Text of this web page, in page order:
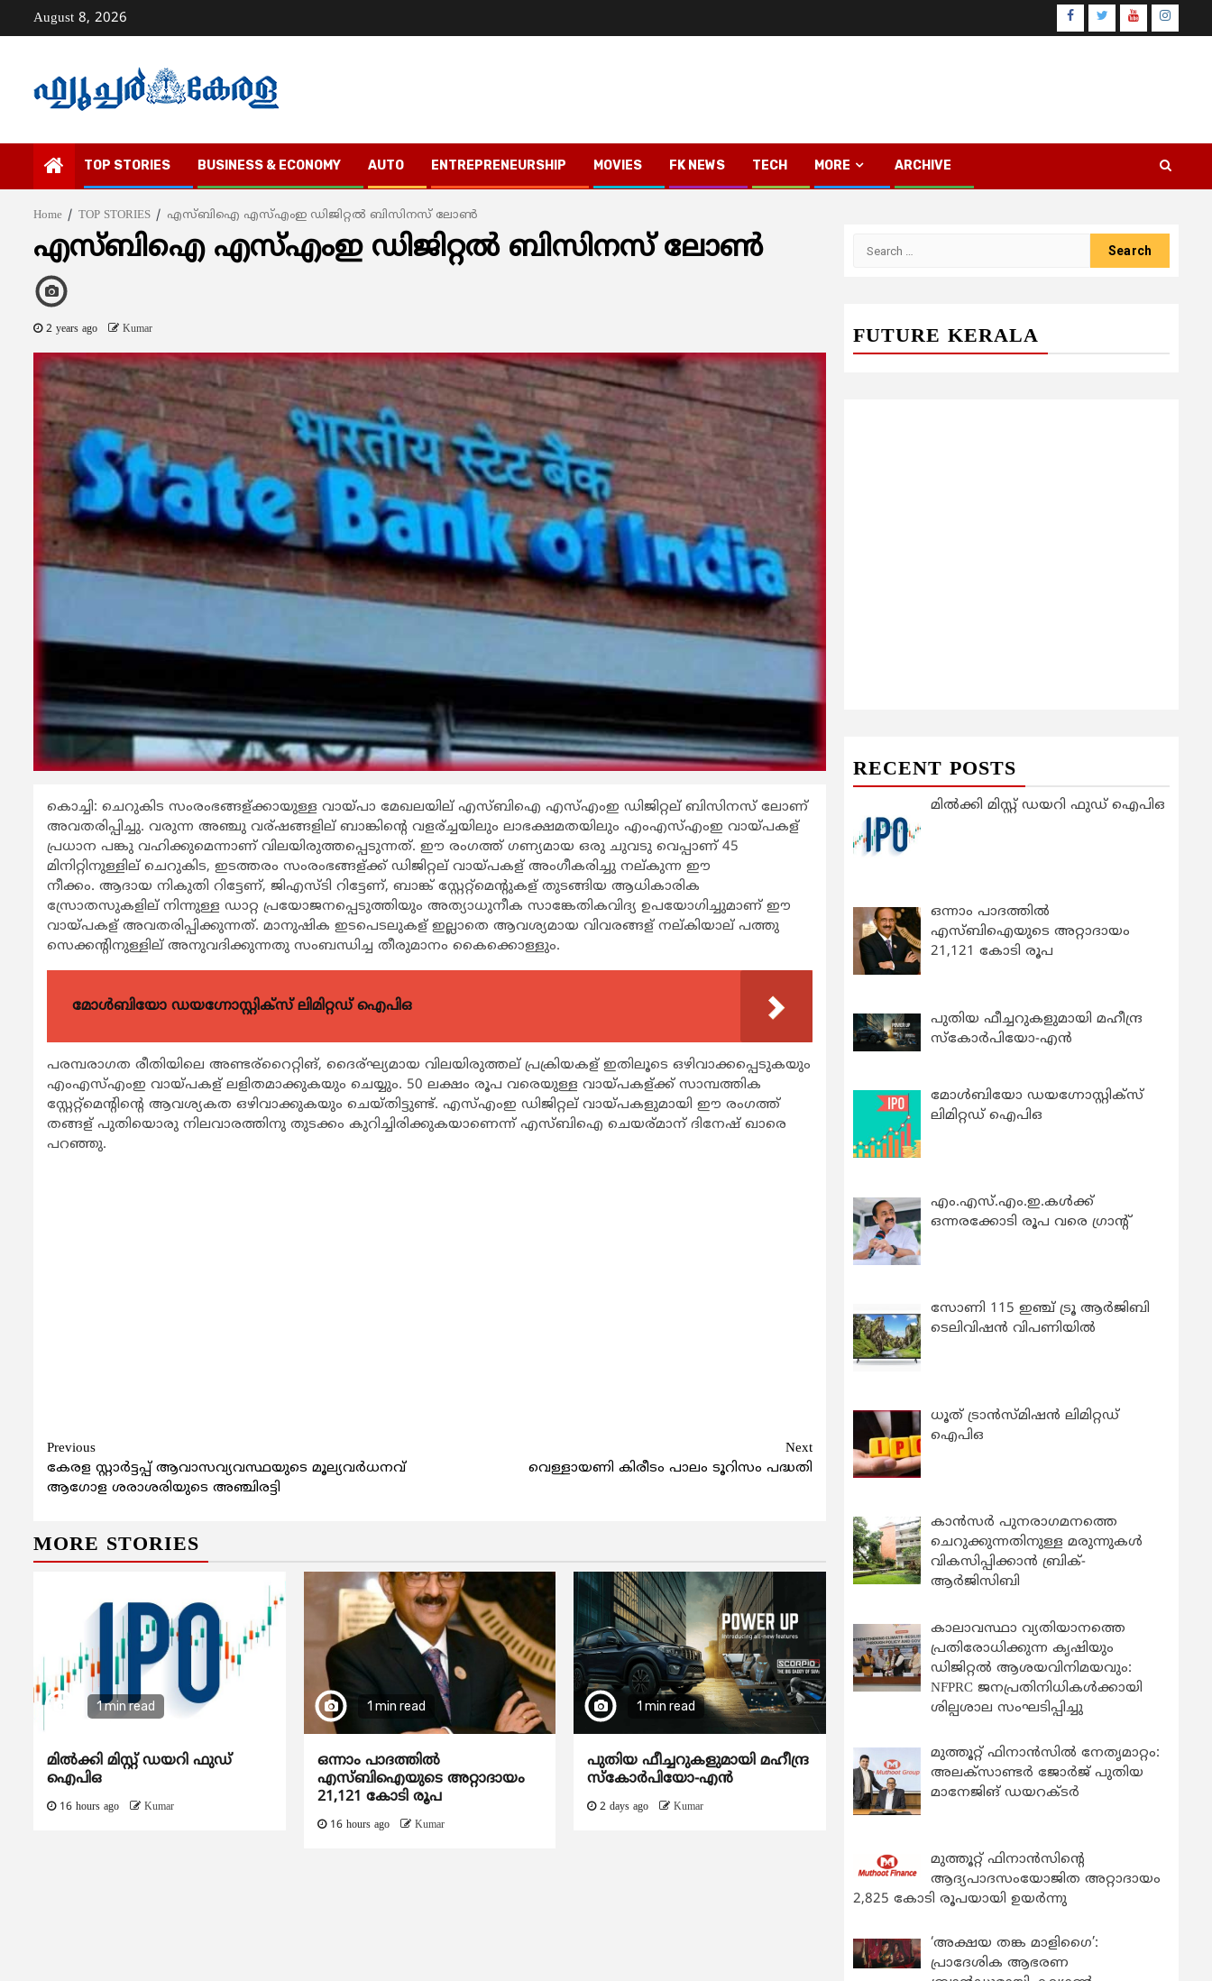
August 8, 2026 Facebook
TwitterYoutube
TOP STORIES BUSINESS & ECONOMY AUTO ENTREPRENEURSHIP MOVIES FK NEWS TECH MORE ARCHIVE
Home TOP STORIES എസ്ബിഐ എസ്എംഇ ഡിജിറ്റൽ ബിസിനസ് ലോൺ
എസ്ബിഐ എസ്എംഇ ഡിജിറ്റൽ ബിസിനസ് ലോൺ
2 years ago Kumar
കൊച്ചി: ചെറുകിട സംരംഭങ്ങള്ക്കായുള്ള വായ്പാ മേഖലയില് എസ്ബിഐ എസ്എംഇ ഡിജിറ്റല് ബിസിനസ് ലോണ്
അവതരിപ്പിച്ചു. വരുന്ന അഞ്ചു വര്ഷങ്ങളില് ബാങ്കിന്റെ വളര്ച്ചയിലും ലാഭക്ഷമതയിലും എംഎസ്എംഇ വായ്പകള്
പ്രധാന പങ്കു വഹിക്കുമെന്നാണ് വിലയിരുത്തപ്പെടുന്നത്. ഈ രംഗത്ത് ഗണ്യമായ ഒരു ചുവടു വെപ്പാണ് 45
മിനിറ്റിനുള്ളില് ചെറുകിട, ഇടത്തരം സംരംഭങ്ങള്ക്ക് ഡിജിറ്റല് വായ്പകള് അംഗീകരിച്ചു നല്കുന്ന ഈ
നീക്കം. ആദായ നികുതി റിട്ടേണ്, ജിഎസ്ടി റിട്ടേണ്, ബാങ്ക് സ്റ്റേറ്റ്മെന്റുകള് തുടങ്ങിയ ആധികാരിക
സ്രോതസുകളില് നിന്നുള്ള ഡാറ്റ പ്രയോജനപ്പെടുത്തിയും അത്യാധുനീക സാങ്കേതികവിദ്യ ഉപയോഗിച്ചുമാണ് ഈ
വായ്പകള് അവതരിപ്പിക്കുന്നത്. മാനുഷിക ഇടപെടലുകള് ഇല്ലാതെ ആവശ്യമായ വിവരങ്ങള് നല്കിയാല് പത്തു
സെക്കന്റിനുള്ളില് അനുവദിക്കുന്നതു സംബന്ധിച്ച തീരുമാനം കൈക്കൊള്ളും.
മോൾബിയോ ഡയഗ്നോസ്റ്റിക്സ് ലിമിറ്റഡ് ഐപിഒ
പരമ്പരാഗത രീതിയിലെ അണ്ടര്റൈറ്റിങ്, ദൈര്ഘ്യമായ വിലയിരുത്തല് പ്രക്രിയകള് ഇതിലൂടെ ഒഴിവാക്കപ്പെടുകയും
എംഎസ്എംഇ വായ്പകള് ലളിതമാക്കുകയും ചെയ്യും. 50 ലക്ഷം രൂപ വരെയുള്ള വായ്പകള്ക്ക് സാമ്പത്തിക
സ്റ്റേറ്റ്മെന്റിന്റെ ആവശ്യകത ഒഴിവാക്കുകയും ചെയ്തിട്ടുണ്ട്. എസ്എംഇ ഡിജിറ്റല് വായ്പകളുമായി ഈ രംഗത്ത്
തങ്ങള് പുതിയൊരു നിലവാരത്തിനു തുടക്കം കുറിച്ചിരിക്കുകയാണെന്ന് എസ്ബിഐ ചെയര്മാന് ദിനേഷ് ഖാരെ
പറഞ്ഞു.
Continue
Reading
Previous
കേരള സ്റ്റാര്‍ട്ടപ്പ് ആവാസവ്യവസ്ഥയുടെ മൂല്യവര്‍ധനവ്
ആഗോള ശരാശരിയുടെ അഞ്ചിരട്ടി
Next
വെള്ളായണി കിരീടം പാലം ടൂറിസം പദ്ധതി
MORE STORIES
1 min read
മിൽക്കി മിസ്റ്റ് ഡയറി ഫുഡ്
ഐപിഒ
16 hours ago Kumar
1 min read
ഒന്നാം പാദത്തിൽ
എസ്ബിഐയുടെ അറ്റാദായം
21,121 കോടി രൂപ
16 hours ago Kumar
1 min read
പുതിയ ഫീച്ചറുകളുമായി മഹീന്ദ്ര
സ്കോർപിയോ-എൻ
2 days ago Kumar
FUTURE KERALA
RECENT POSTS
മിൽക്കി മിസ്റ്റ് ഡയറി ഫുഡ് ഐപിഒ
ഒന്നാം പാദത്തിൽ
എസ്ബിഐയുടെ അറ്റാദായം
21,121 കോടി രൂപ
പുതിയ ഫീച്ചറുകളുമായി മഹീന്ദ്ര
സ്കോർപിയോ-എൻ
മോൾബിയോ ഡയഗ്നോസ്റ്റിക്സ്
ലിമിറ്റഡ് ഐപിഒ
എം.എസ്.എം.ഇ.കൾക്ക്
ഒന്നരക്കോടി രൂപ വരെ ഗ്രാന്റ്
സോണി 115 ഇഞ്ച് ട്രൂ ആർജിബി
ടെലിവിഷൻ വിപണിയിൽ
ധൂത് ട്രാൻസ്മിഷൻ ലിമിറ്റഡ്
ഐപിഒ
കാന്‍സര്‍ പുനരാഗമനത്തെ
ചെറുക്കുന്നതിനുള്ള മരുന്നുകള്‍
വികസിപ്പിക്കാന്‍ ബ്രിക്-
ആര്‍ജിസിബി
കാലാവസ്ഥാ വ്യതിയാനത്തെ
പ്രതിരോധിക്കുന്ന കൃഷിയും
ഡിജിറ്റൽ ആശയവിനിമയവും:
NFPRC ജനപ്രതിനിധികൾക്കായി
ശില്പശാല സംഘടിപ്പിച്ചു
മുത്തൂറ്റ് ഫിനാൻസിൽ നേതൃമാറ്റം:
അലക്സാണ്ടർ ജോർജ് പുതിയ
മാനേജിങ് ഡയറക്ടർ
മുത്തൂറ്റ് ഫിനാൻസിന്റെ
ആദ്യപാദസംയോജിത അറ്റാദായം
2,825 കോടി രൂപയായി ഉയർന്നു
‘അക്ഷയ തങ്ക മാളിഗൈ’:
പ്രാദേശിക ആഭരണ